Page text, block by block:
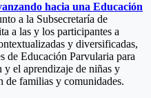
hacia una Educación
a la Subsecretaría de
a las y los participantes a
y diversificadas,
de Educación Parvularia para
y el aprendizaje de niñas y
de familias y comunidades.